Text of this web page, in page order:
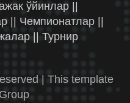
ўйинлар ||
|| Чемпионатлар ||
|| Турнир
| This template